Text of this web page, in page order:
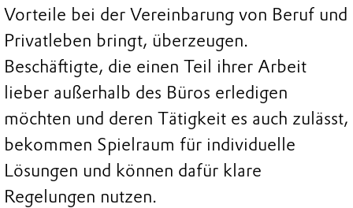
Vorteile bei der Vereinbarung von Beruf und
Privatleben bringt, überzeugen.
Beschäftigte, die einen Teil ihrer Arbeit
lieber außerhalb des Büros erledigen
möchten und deren Tätigkeit es auch zulässt,
bekommen Spielraum für individuelle
Lösungen und können dafür klare
Regelungen nutzen.